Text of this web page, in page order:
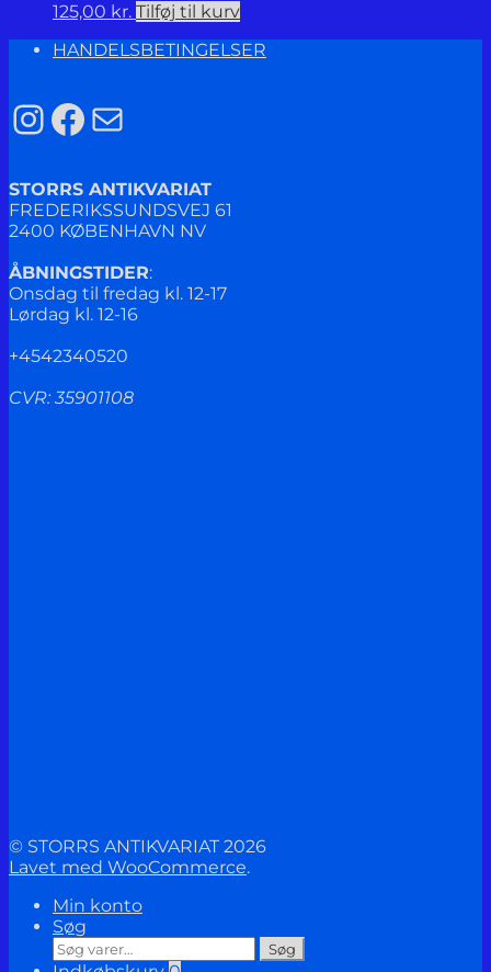
125,00 kr. Tilføj til kurv
HANDELSBETINGELSER
Instagram
Facebook
Mail
STORRS ANTIKVARIAT
FREDERIKSSUNDSVEJ 61
2400 KØBENHAVN NV
ÅBNINGSTIDER:
Onsdag til fredag kl. 12-17
Lørdag kl. 12-16
+4542340520
CVR: 35901108
© STORRS ANTIKVARIAT 2026
Lavet med WooCommerce.
Min konto
Søg
Søg
efter:
Søg